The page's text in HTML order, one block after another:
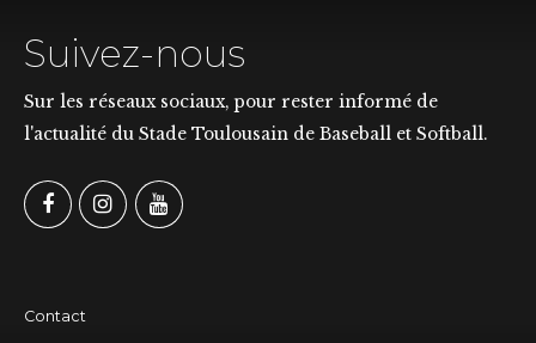
Suivez-nous
Sur les réseaux sociaux, pour rester informé de
l'actualité du Stade Toulousain de Baseball et Softball.
Contact